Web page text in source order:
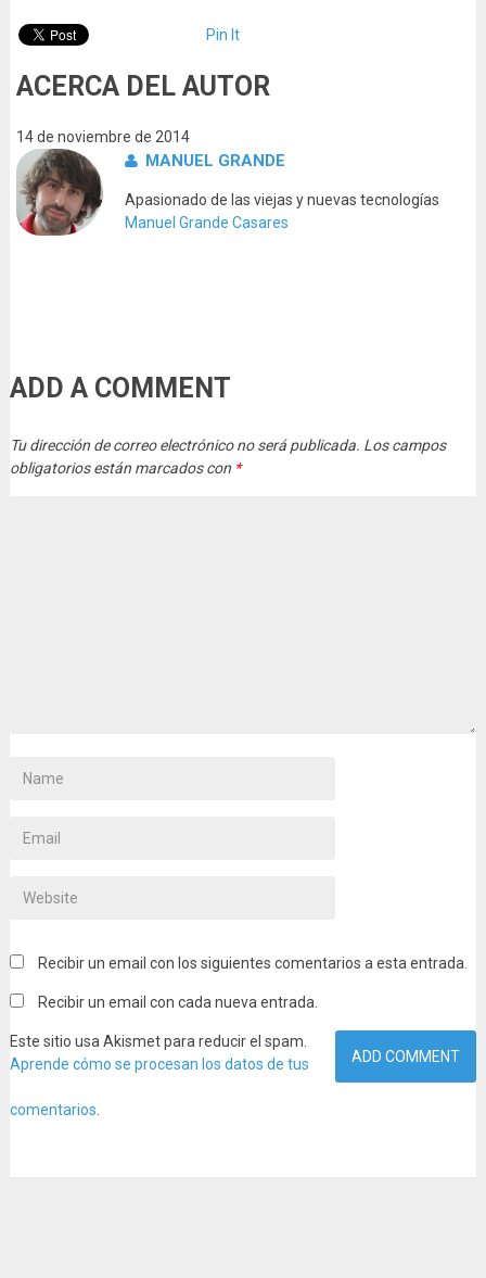
Pin It
ACERCA DEL AUTOR
14 de noviembre de 2014
MANUEL GRANDE
Apasionado de las viejas y nuevas tecnologías
Manuel Grande Casares
ADD A COMMENT
Tu dirección de correo electrónico no será publicada. Los campos
obligatorios están marcados con *
Recibir un email con los siguientes comentarios a esta entrada.
Recibir un email con cada nueva entrada.
Este sitio usa Akismet para reducir el spam.
Aprende cómo se procesan los datos de tus
comentarios